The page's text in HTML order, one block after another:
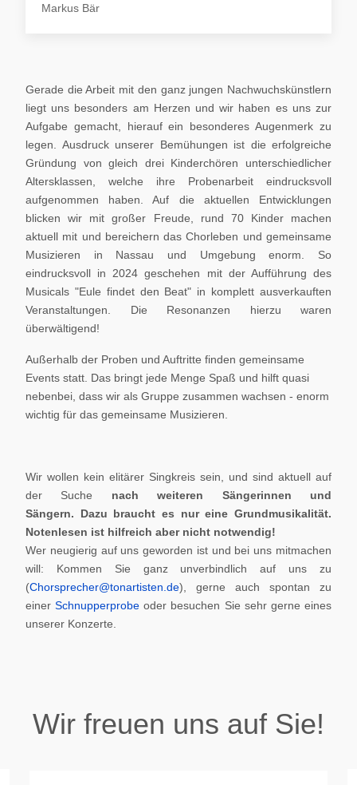
Markus Bär
Gerade die Arbeit mit den ganz jungen Nachwuchskünstlern
liegt uns besonders am Herzen und wir haben es uns zur
Aufgabe gemacht, hierauf ein besonderes Augenmerk zu
legen. Ausdruck unserer Bemühungen ist die erfolgreiche
Gründung von gleich drei Kinderchören unterschiedlicher
Altersklassen, welche ihre Probenarbeit eindrucksvoll
aufgenommen haben. Auf die aktuellen Entwicklungen
blicken wir mit großer Freude, rund 70 Kinder machen
aktuell mit und bereichern das Chorleben und gemeinsame
Musizieren in Nassau und Umgebung enorm. So
eindrucksvoll in 2024 geschehen mit der Aufführung des
Musicals "Eule findet den Beat" in komplett ausverkauften
Veranstaltungen. Die Resonanzen hierzu waren
überwältigend!
Außerhalb der Proben und Auftritte finden gemeinsame
Events statt. Das bringt jede Menge Spaß und hilft quasi
nebenbei, dass wir als Gruppe zusammen wachsen - enorm
wichtig für das gemeinsame Musizieren.
Wir wollen kein elitärer Singkreis sein, und sind aktuell auf
der Suche nach weiteren Sängerinnen und
Sängern. Dazu braucht es nur eine Grundmusikalität.
Notenlesen ist hilfreich aber nicht notwendig!
Wer neugierig auf uns geworden ist und bei uns mitmachen
will: Kommen Sie ganz unverbindlich auf uns zu
(Chorsprecher@tonartisten.de), gerne auch spontan zu
einerSchnupperprobe oder besuchen Sie sehr gerne eines
unserer Konzerte.
Wir freuen uns auf Sie!